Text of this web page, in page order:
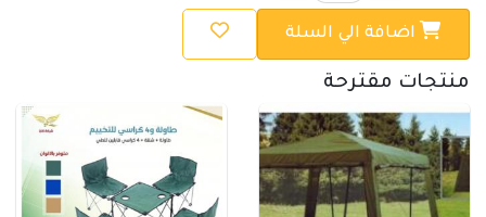
اضافة الي السلة
منتجات مقترحة